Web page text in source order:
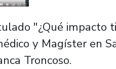
"¿Qué impacto
y Magíster en
Troncoso.